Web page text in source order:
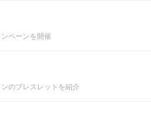
ペーンを開催
のブレスレットを紹介